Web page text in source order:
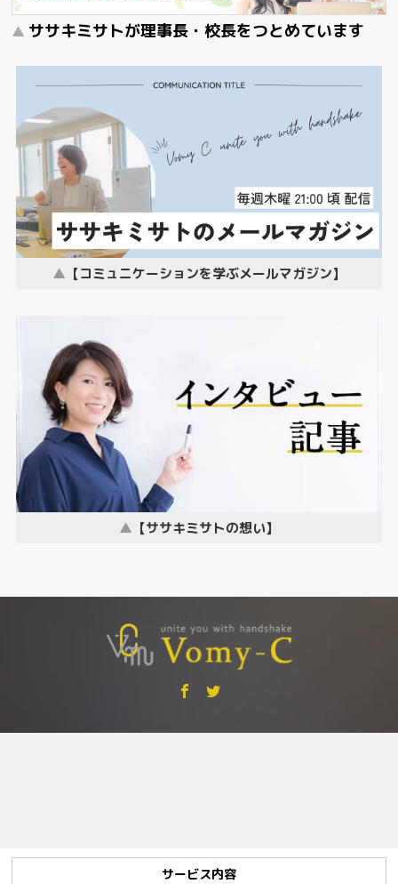
ササキミサトが理事長・校長をつとめています
【コミュニケーションを学ぶメールマガジン】
【ササキミサトの想い】
サービス内容